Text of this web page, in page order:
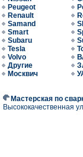
Peugeot
Renault
Samand
Smart
Subaru
Tesla
Volvo
Другие
Москвич
Мастерская по
Высококачественная